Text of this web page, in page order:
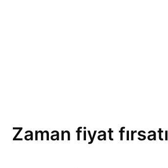
Zaman fiyat fırsatı